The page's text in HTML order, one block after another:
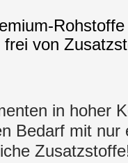
von
in hoher
Bedarf mit nur